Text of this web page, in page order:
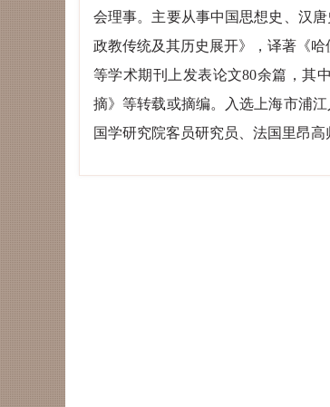
会理事。主要从事中国思想史、汉
政教传统及其历史展开》，译著《哈
等学术期刊
上发表论文80余篇，其
摘》等转载或摘编。入选上海市浦江
国学研究院客员研究员、法国里昂高